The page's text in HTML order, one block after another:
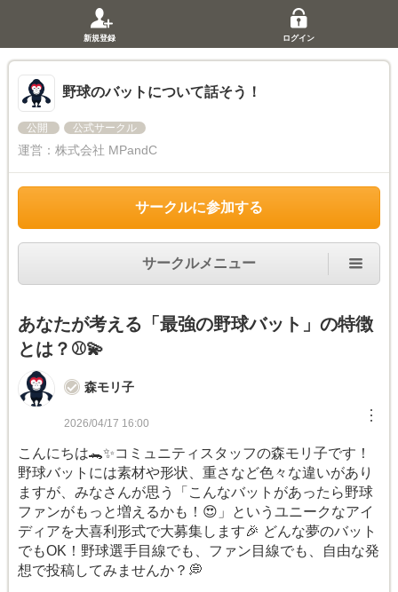
新規登録 ログイン
野球のバットについて話そう！
公開 公式サークル
運営： 株式会社 MPandC
サークルに参加する
サークルメニュー
あなたが考える「最強の野球バット」の特徴
とは？⚾️💫
森モリ子
2026/04/17 16:00 ︙
こんにちは🐊✨コミュニティスタッフの森モリ子です！
野球バットには素材や形状、重さなど色々な違いがあり
ますが、みなさんが思う「こんなバットがあったら野球
ファンがもっと増えるかも！😍」というユニークなアイ
ディアを大喜利形式で大募集します🎉 どんな夢のバット
でもOK！野球選手目線でも、ファン目線でも、自由な発
想で投稿してみませんか？💭